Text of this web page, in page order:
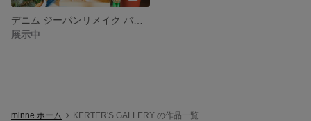
展示中
minne ホーム KERTER'S GALLERY の作品一覧